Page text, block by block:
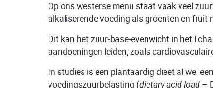
Op ons westerse menu staat vaak veel
alkaliserende voeding als groenten en fruit
Dit kan het zuur-base-evenwicht in het
aandoeningen leiden, zoals
In studies is een plantaardig dieet al wel
voedingszuurbelasting (dietary acid load –